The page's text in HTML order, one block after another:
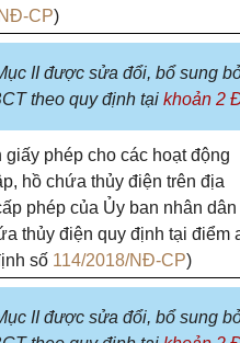
CP)
II được sửa đổi, bổ sung
theo quy định tại khoản 2
phép cho các hoạt động
hồ chứa thủy điện trên địa
phép của Ủy ban nhân dân
thủy điện quy định tại điểm
số 114/2018/NĐ-CP)
II được sửa đổi, bổ sung